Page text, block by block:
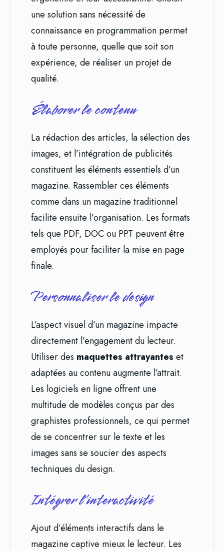
une solution sans nécessité de
connaissance en programmation permet
à toute personne, quelle que soit son
expérience, de réaliser un projet de
qualité.
Élaborer le contenu
La rédaction des articles, la sélection des
images, et l’intégration de publicités
constituent les éléments essentiels d’un
magazine. Rassembler ces éléments
comme dans un magazine traditionnel
facilite ensuite l’organisation. Les formats
tels que PDF, DOC ou PPT peuvent être
employés pour faciliter la mise en page
finale.
Personnaliser le design
L’aspect visuel d’un magazine impacte
directement l’engagement du lecteur.
Utiliser des maquettes attrayantes et
adaptées au contenu augmente l’attrait.
Les logiciels en ligne offrent une
multitude de modèles conçus par des
graphistes professionnels, ce qui permet
de se concentrer sur le texte et les
images sans se soucier des aspects
techniques du design.
Intégrer l’interactivité
Ajout d’éléments interactifs dans le
magazine captive mieux le lecteur. Les